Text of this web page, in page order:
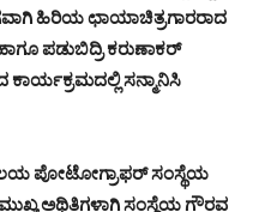
ಹಿರಿಯ ಛಾಯಾಚಿತ್ರಗಾರರಾದ
ಪಡುಬಿದ್ರಿ ಕರುಣಾಕರ್
ಸನ್ಮಾನಿಸಿ
ವಲಯ ಪೋಟೋಗ್ರಾಫರ್ ಸಂಸ್ಥೆಯ
ಅಥಿತಿಗಳಾಗಿ ಸಂಸ್ಥೆಯ ಗೌರವ